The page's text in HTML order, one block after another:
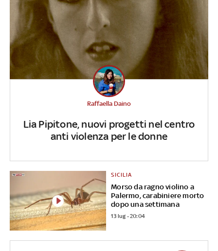
Lia Pipitone, nuovi progetti nel centro
anti violenza per le donne
Raffaella Daino
Morso da ragno violino a
Palermo, carabiniere morto
dopo una settimana
SICILIA
13 lug - 20:04